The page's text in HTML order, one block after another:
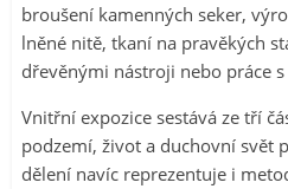
broušení kamenných seker,
lněné nitě, tkaní na pravěkých
dřevěnými nástroji nebo práce
Vnitřní expozice sestává ze tří
podzemí, život a duchovní svět
dělení navíc reprezentuje i